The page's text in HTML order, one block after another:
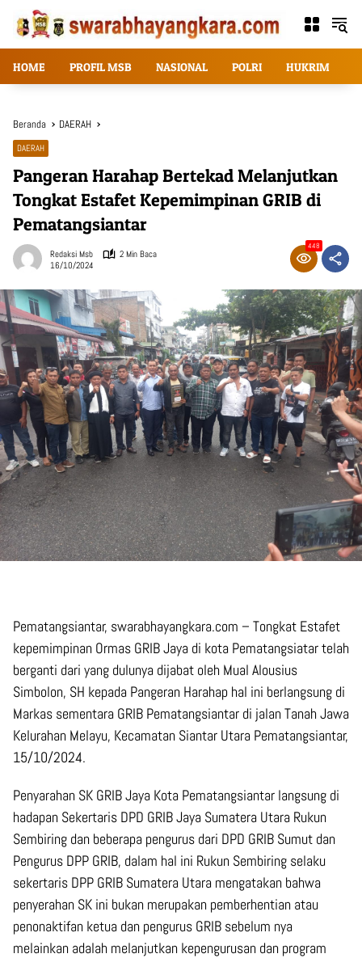
Langsung
konten
HOME PROFIL MSB NASIONAL POLRI HUKRIM
Beranda DAERAH
DAERAH
Pangeran Harahap Bertekad Melanjutkan
Tongkat Estafet Kepemimpinan GRIB di
Pematangsiantar
Redaksi Msb
2 Min Baca
16/10/2024
448
Pematangsiantar, swarabhayangkara.com – Tongkat Estafet
kepemimpinan Ormas GRIB Jaya di kota Pematangsiatar telah
berganti dari yang dulunya dijabat oleh Mual Alousius
Simbolon, SH kepada Pangeran Harahap hal ini berlangsung di
Markas sementara GRIB Pematangsiantar di jalan Tanah Jawa
Kelurahan Melayu, Kecamatan Siantar Utara Pematangsiantar,
15/10/2024.
Penyarahan SK GRIB Jaya Kota Pematangsiantar langsung di
hadapan Sekertaris DPD GRIB Jaya Sumatera Utara Rukun
Sembiring dan beberapa pengurus dari DPD GRIB Sumut dan
Pengurus DPP GRIB, dalam hal ini Rukun Sembiring selaku
sekertaris DPP GRIB Sumatera Utara mengatakan bahwa
penyerahan SK ini bukan merupakan pemberhentian atau
penonaktifan ketua dan pengurus GRIB sebelum nya
melainkan adalah melanjutkan kepengurusan dan program